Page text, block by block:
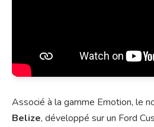
Associé à la gamme Emotion, le
Belize, développé sur un Ford